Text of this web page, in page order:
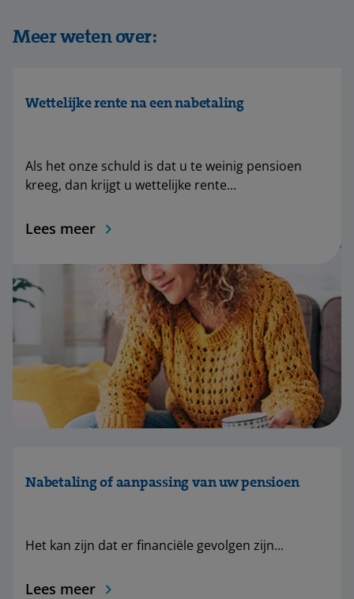
Meer weten over:
Wettelijke rente na een nabetaling
Als het onze schuld is dat u te weinig pensioen
kreeg, dan krijgt u wettelijke rente...
Lees meer
Nabetaling of aanpassing van uw pensioen
Het kan zijn dat er financiële gevolgen zijn...
Lees meer